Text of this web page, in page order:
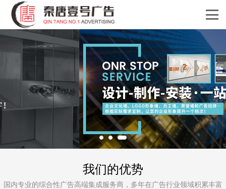
我们的优势
国内专业的综合性广告高端集成服务商，多年在广告行业领域积累丰富